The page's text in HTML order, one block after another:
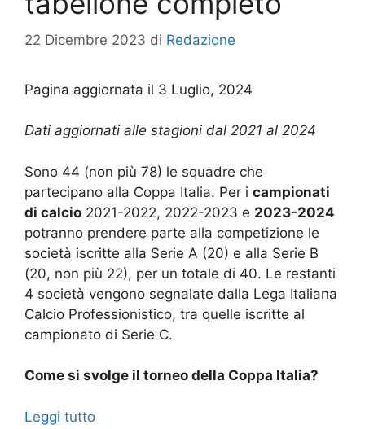
22 Dicembre 2023 di Redazione
Pagina aggiornata il 3 Luglio, 2024
Dati aggiornati alle stagioni dal 2021 al 2024
Sono 44 (non più 78) le squadre che
partecipano alla Coppa Italia. Per i campionati
di calcio 2021-2022, 2022-2023 e 2023-2024
potranno prendere parte alla competizione le
società iscritte alla Serie A (20) e alla Serie B
(20, non più 22), per un totale di 40. Le restanti
4 società vengono segnalate dalla Lega Italiana
Calcio Professionistico, tra quelle iscritte al
campionato di Serie C.
Come si svolge il torneo della Coppa Italia?
Leggi tutto